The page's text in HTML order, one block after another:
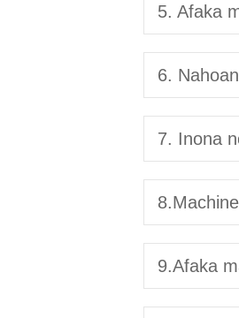
5. Afaka
6.
7. Inona
9.Afaka